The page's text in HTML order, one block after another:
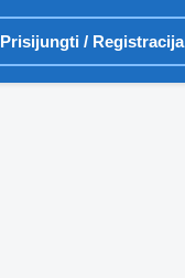
Prisijungti / Registracija